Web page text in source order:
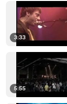
3:33
5:55